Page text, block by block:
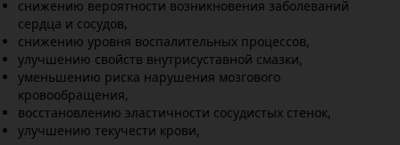
снижению вероятности возникновения заболеваний
сердца и сосудов,
снижению уровня воспалительных процессов,
улучшению свойств внутрисуставной смазки,
уменьшению риска нарушения мозгового
кровообращения,
восстановлению эластичности сосудистых стенок,
улучшению текучести крови,